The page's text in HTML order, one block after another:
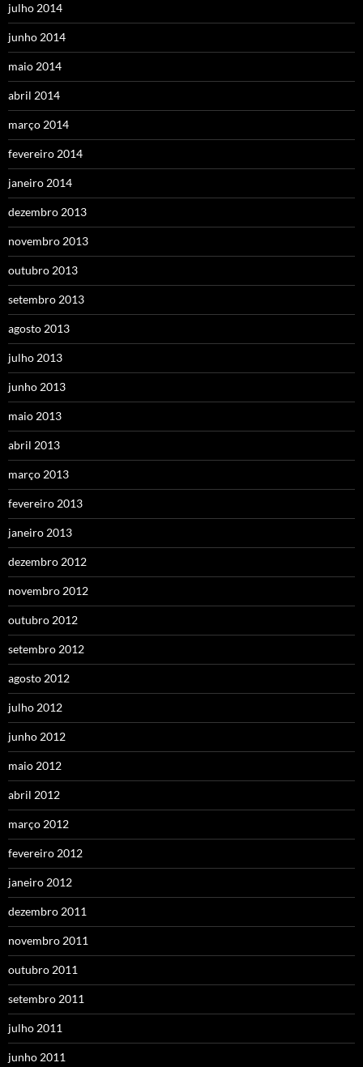
julho 2014
junho 2014
maio 2014
abril 2014
março 2014
fevereiro 2014
janeiro 2014
dezembro 2013
novembro 2013
outubro 2013
setembro 2013
agosto 2013
julho 2013
junho 2013
maio 2013
abril 2013
março 2013
fevereiro 2013
janeiro 2013
dezembro 2012
novembro 2012
outubro 2012
setembro 2012
agosto 2012
julho 2012
junho 2012
maio 2012
abril 2012
março 2012
fevereiro 2012
janeiro 2012
dezembro 2011
novembro 2011
outubro 2011
setembro 2011
julho 2011
junho 2011